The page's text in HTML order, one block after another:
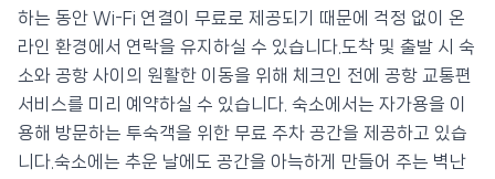
💰 최저가 확인 · 예약하기
하는 동안 Wi-Fi 연결이 무료로 제공되기 때문에 걱정 없이 온
라인 환경에서 연락을 유지하실 수 있습니다.도착 및 출발 시 숙
소와 공항 사이의 원활한 이동을 위해 체크인 전에 공항 교통편
서비스를 미리 예약하실 수 있습니다. 숙소에서는 자가용을 이
용해 방문하는 투숙객을 위한 무료 주차 공간을 제공하고 있습
니다.숙소에는 추운 날에도 공간을 아늑하게 만들어 주는 벽난